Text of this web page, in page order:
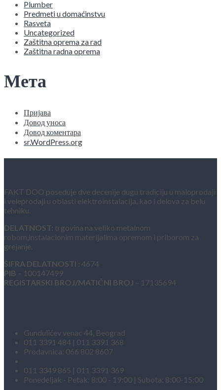
Plumber
Predmeti u domaćinstvu
Rasveta
Uncategorized
Zaštitna oprema za rad
Zaštitna radna oprema
Мета
Пријава
Довод уноса
Довод коментара
sr.WordPress.org
FAKT DOO poseduje dve decenije dugu tradiciju u maloprodaji
i veleprodaji u oblasti elektroinstalacija, kao i delova za belu
tehniku.
DELATNOST: trgovina na veliko metalnom
robom,instalacionim materijalima opremom i priborom za
grejanje.
ŠIFRA DELATNOSTI : 4674
PIB – 100147499
REGISTARSKI BROJ/MATIČNI BROJ – 17135694
Gundulićev venac 44, Beograd
011 3391 484 | 011 3391 368
Prodavnica: 066 802 8607
011 3349 865 | 011 3391 369
Ponedeljak - Petak: 8:00 - 19:00 | Subota: 8:00-15:00